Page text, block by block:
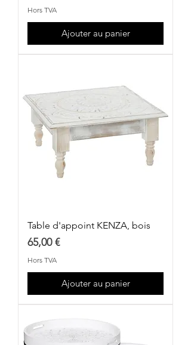
Hors TVA
Ajouter au panier
Table d'appoint KENZA, bois
Prix
65,00 €
Hors TVA
Ajouter au panier